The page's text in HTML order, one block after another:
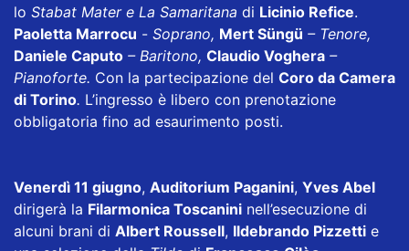
lo Stabat Mater e La Samaritana di Licinio Refice.
Paoletta Marrocu - Soprano, Mert Süngü – Tenore,
Daniele Caputo – Baritono, Claudio Voghera –
Pianoforte. Con la partecipazione del Coro da Camera
di Torino. L’ingresso è libero con prenotazione
obbligatoria fino ad esaurimento posti.
Venerdì 11 giugno, Auditorium Paganini, Yves Abel
dirigerà la Filarmonica Toscanini nell’esecuzione di
alcuni brani di Albert Roussell, Ildebrando Pizzetti e